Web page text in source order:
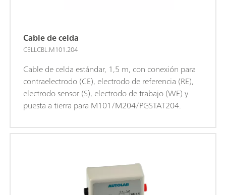
Cable de celda
CELLCBL.M101.204
Cable de celda estándar, 1,5 m, con conexión para
contraelectrodo (CE), electrodo de referencia (RE),
electrodo sensor (S), electrodo de trabajo (WE) y
puesta a tierra para M101/M204/PGSTAT204.